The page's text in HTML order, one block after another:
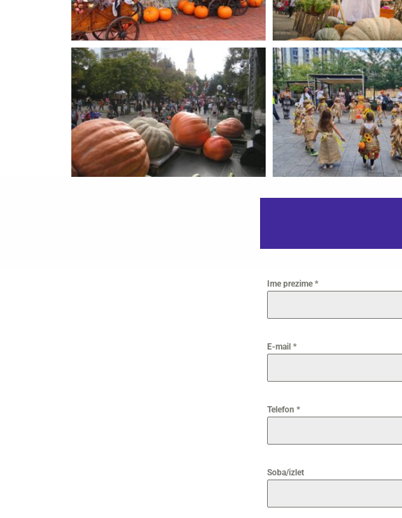
Ime prezime*
E-mail *
Telefon *
Soba/izlet